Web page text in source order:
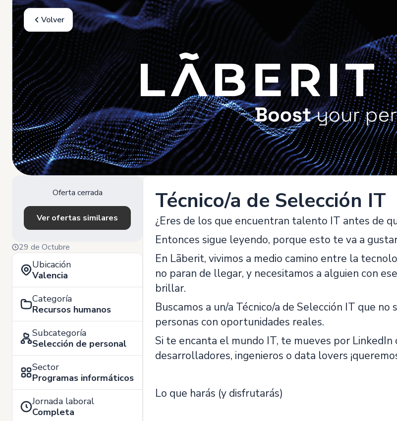
Volver
Oferta cerrada
Ver ofertas similares
29 de Octubre
Ubicación
Valencia
Categoría
Recursos humanos
Subcategoría
Selección de personal
Sector
Programas informáticos
Jornada laboral
Completa
Técnico/a de Selección IT
¿Eres de los que encuentran talento IT antes de
Entonces sigue leyendo, porque esto te va a
En Lãberit, vivimos a medio camino entre la
no paran de llegar, y necesitamos a alguien con
brillar.
Buscamos a un/a Técnico/a de Selección IT que
personas con oportunidades reales.
Si te encanta el mundo IT, te mueves por
desarrolladores, ingenieros o data lovers
Lo que harás (y disfrutarás)